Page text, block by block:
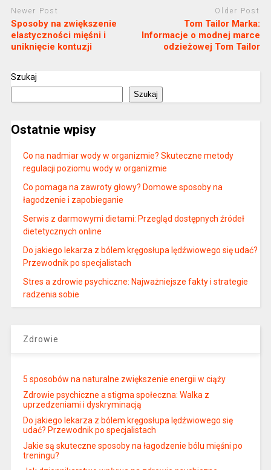
Newer Post
Sposoby na zwiększenie
elastyczności mięśni i
uniknięcie kontuzji
Older Post
Tom Tailor Marka:
Informacje o modnej marce
odzieżowej Tom Tailor
Szukaj
Szukaj
Ostatnie wpisy
Co na nadmiar wody w organizmie? Skuteczne metody
regulacji poziomu wody w organizmie
Co pomaga na zawroty głowy? Domowe sposoby na
łagodzenie i zapobieganie
Serwis z darmowymi dietami: Przegląd dostępnych źródeł
dietetycznych online
Do jakiego lekarza z bólem kręgosłupa lędźwiowego się udać?
Przewodnik po specjalistach
Stres a zdrowie psychiczne: Najważniejsze fakty i strategie
radzenia sobie
Zdrowie
5 sposobów na naturalne zwiększenie energii w ciąży
Zdrowie psychiczne a stigma społeczna: Walka z
uprzedzeniami i dyskryminacją
Do jakiego lekarza z bólem kręgosłupa lędźwiowego się
udać? Przewodnik po specjalistach
Jakie są skuteczne sposoby na łagodzenie bólu mięśni po
treningu?